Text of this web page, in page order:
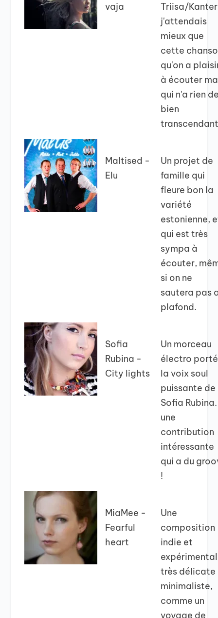
vaja
Triisa/
j'attendais
mieux que
cette
qu'on a
à écouter
qui n'a rien
bien
Maltised -
Elu
Un projet de
famille qui
fleure bon la
variété
estonienne,
qui est très
sympa à
écouter,
si on ne
sautera pas
plafond.
Sofia
Rubina -
City lights
Un morceau
électro porté
la voix soul
puissante de
Sofia Rubina.
une
contribution
intéressante
qui a du
!
MiaMee -
Fearful
heart
Une
composition
indie et
très délicate
minimaliste,
comme un
voyage de